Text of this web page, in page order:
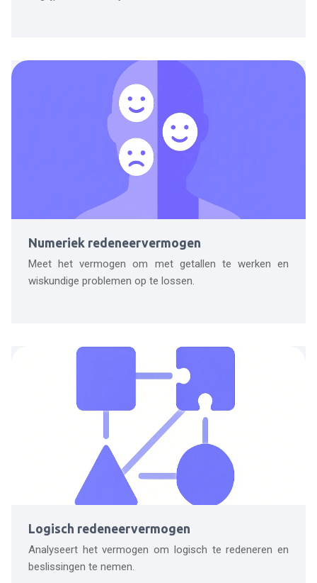
Numeriek redeneervermogen
Meet het vermogen om met getallen te werken en
wiskundige problemen op te lossen.
Logisch redeneervermogen
Analyseert het vermogen om logisch te redeneren en
beslissingen te nemen.